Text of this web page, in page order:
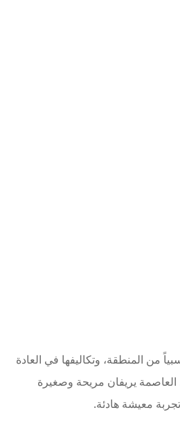
من المنطقة، وتكاليفها في العادة
يريفان مريحة وصغيرة
معيشة هادئة.